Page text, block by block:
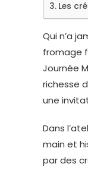
Les
Qui n’a
fromage
Journée
richesse
une
Dans
main et
par des